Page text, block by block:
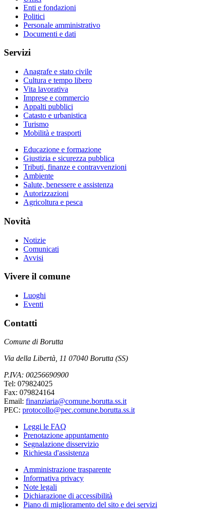
Enti e fondazioni
Politici
Personale amministrativo
Documenti e dati
Servizi
Anagrafe e stato civile
Cultura e tempo libero
Vita lavorativa
Imprese e commercio
Appalti pubblici
Catasto e urbanistica
Turismo
Mobilità e trasporti
Educazione e formazione
Giustizia e sicurezza pubblica
Tributi, finanze e contravvenzioni
Ambiente
Salute, benessere e assistenza
Autorizzazioni
Agricoltura e pesca
Novità
Notizie
Comunicati
Avvisi
Vivere il comune
Luoghi
Eventi
Contatti
Comune di Borutta
Via della Libertà, 11 07040 Borutta (SS)
P.IVA: 00256690900
Tel: 079824025
Fax: 079824164
Email: finanziaria@comune.borutta.ss.it
PEC: protocollo@pec.comune.borutta.ss.it
Leggi le FAQ
Prenotazione appuntamento
Segnalazione disservizio
Richiesta d'assistenza
Amministrazione trasparente
Informativa privacy
Note legali
Dichiarazione di accessibilità
Piano di miglioramento del sito e dei servizi